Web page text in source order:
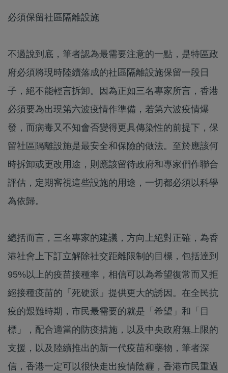
必須保留社區隔離設施
不過說到底，筆者認為最需要注意的一點，是特區政
府必須將現時陸續落成的社區隔離設施保留一段日
子，絕不能輕言拆卸。因為正如三名專家所言，香港
必須要為出現第六波疫情作準備，若第六波疫情爆
發，而病毒又不知會否變得更具傳染性的前提下，保
留社區隔離設施是最安全和保險的做法。至於應該何
時拆卸或更改用途，則應該留待政府和專家們作聯合
評估，定期審視這些設施的用途，一切都必須以科學
為依歸。
總括而言，三名專家的建議，方向上絕對正確，為香
港社會上下訂立解除社交距離限制的目標，包括達到
95%以上的疫苗接種率，相信可以為希望復常而又拒
絕接種疫苗的「死硬派」提供更大的誘因。在全民抗
疫的艱難時期，市民最需要的就是「希望」和「目
標」，配合適當的防疫措施，以及中央政府無上限的
支援，以及陸續推出的新一代疫苗和藥物，筆者深
信，香港一定可以很快走出疫情陰霾，香港市民重過